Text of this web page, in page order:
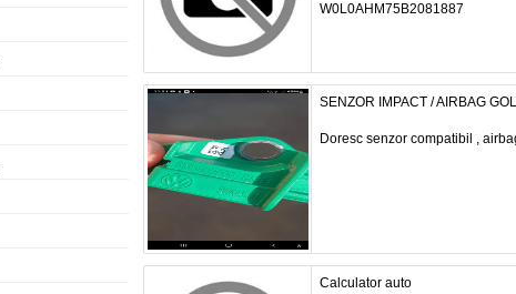
W0L0AHM75B2081887
SENZOR IMPACT / AIRBAG
Doresc senzor compatibil ,
Calculator auto